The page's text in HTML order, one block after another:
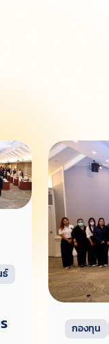
ธ์
กองทุน